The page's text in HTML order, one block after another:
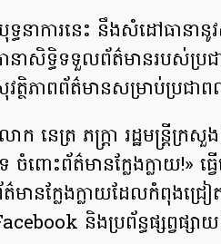
ធនាការនេះ នឹង​សំដៅ​ធាន
នា​សិទ្ធិ​ទទួល​ព័ត៌មាន​របស់​ប្រ
ត្ថិភាព​ព័ត៌មាន​សម្រាប់​ប្រជាព
ក នេត្រ ភក្រ្តា រដ្ឋមន្ដ្រីក្
ចំពោះព័ត៌មានក្លែងក្លាយ!» ធ្
មានក្លែងក្លាយដែលកំពុង
និងប្រព័ន្ធផ្សព្វផ្សា